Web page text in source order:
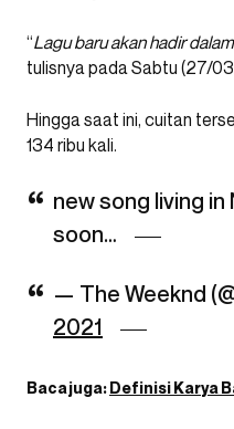
“Lagu baru akan hadir
tulisnya pada Sabtu (27/
Hingga saat ini, cuitan
134 ribu kali.
new song living
soon…
— The Weeknd
2021
Baca juga:Definisi Karya